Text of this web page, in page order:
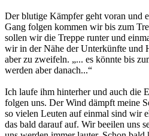
Der blutige Kämpfer geht voran und
Gang folgen kommen wir bis zum
sollen wir die Treppe runter und
wir in der Nähe der Unterkünfte und
aber zu zweifeln. „... es könnte bis
werden aber danach...“
Ich laufe ihm hinterher und auch die
folgen uns. Der Wind dämpft meine
so vielen Leuten auf einmal sind wir
das bald darauf auf. Wir beeilen uns